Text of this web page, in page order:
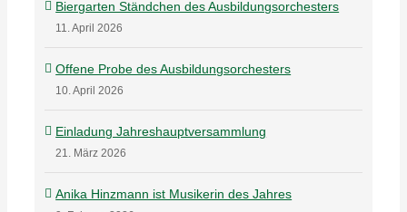
Biergarten Ständchen des Ausbildungsorchesters
11. April 2026
Offene Probe des Ausbildungsorchesters
10. April 2026
Einladung Jahreshauptversammlung
21. März 2026
Anika Hinzmann ist Musikerin des Jahres